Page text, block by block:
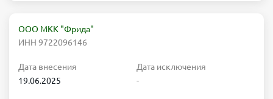
ООО МКК "Фрида"
ИНН 9722096146
Дата внесения
19.06.2025
Дата исключения
-